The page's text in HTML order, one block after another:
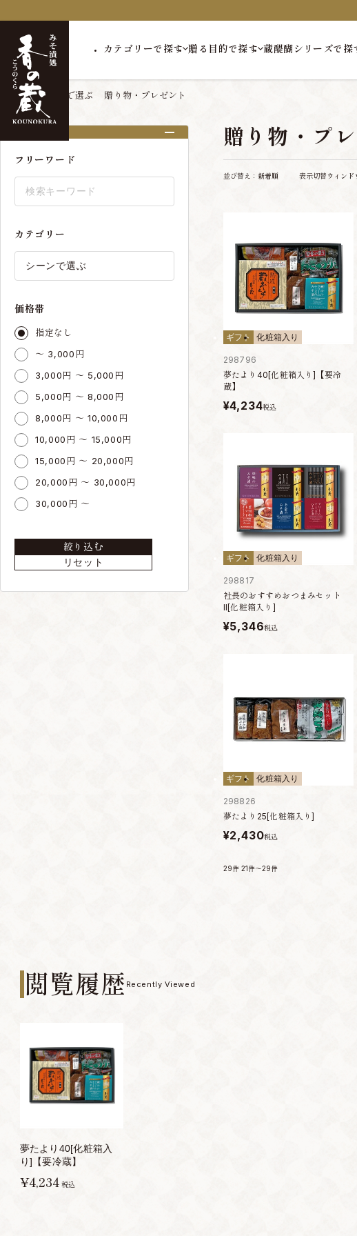
カテゴリーで探す 贈る目的で探す 蔵醍醐シリーズで探
トップ シーンで選ぶ 贈り物・プレゼント
フリーワード
カテゴリー
価格帯
指定なし
～ 3,000円
3,000円 ～ 5,000円
5,000円 ～ 8,000円
8,000円 ～ 10,000円
10,000円 ～ 15,000円
15,000円 ～ 20,000円
20,000円 ～ 30,000円
30,000円 ～
絞り込む
リセット
贈り物・プ
並び替え： 新着順 表示切替 ウィンド
ギフト 化粧箱入り
298796
夢たより40[化粧箱入り]【要冷
蔵】
¥4,234税込
ギフト 化粧箱入り
298817
社長のおすすめおつまみセット
II[化粧箱入り]
¥5,346税込
ギフト 化粧箱入り
298826
夢たより25[化粧箱入り]
¥2,430税込
29件 21件～29件
閲覧履歴 Recently Viewed
夢たより40[化粧箱入
り]【要冷蔵】
¥4,234税込